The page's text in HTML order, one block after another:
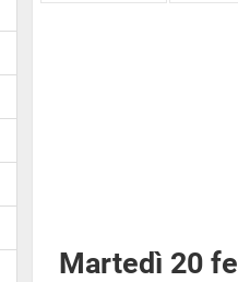
Martedì 20